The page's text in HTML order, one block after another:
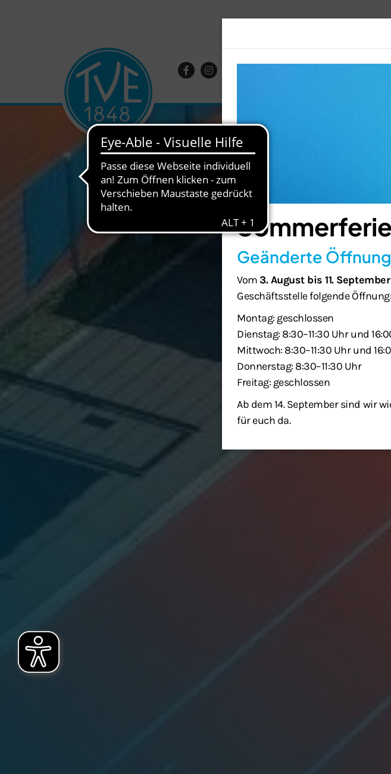
Geänderte
Vom3. August bis 11.
Geschäftsstelle folgende
Montag: geschlossen
Dienstag: 8:30–11:30 Uhr und
Mittwoch: 8:30–11:30 Uhr und
Donnerstag: 8:30–11:30 Uhr
Freitag: geschlossen
Ab dem 14. September sind wir
für euch da.